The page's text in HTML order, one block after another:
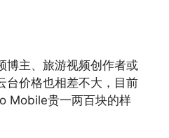
博主、旅游视频创作者或
台价格也相差不大，目前
Mobile贵一两百块的样